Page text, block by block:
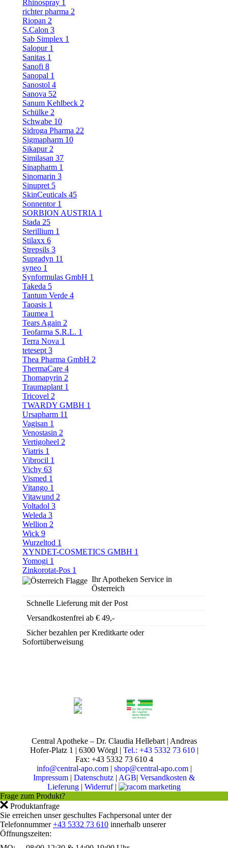
Rhinospray 1
richter pharma 2
Riopan 2
S.Calon 3
Sab Simplex 1
Salopur 1
Sanitas 1
Sanofi 8
Sanopal 1
Sanostol 4
Sanova 52
Sanum Kehlbeck 2
Schülke 2
Schwabe 10
Sidroga Pharma 22
Sigmapharm 10
Sikapur 2
Similasan 37
Sinapharm 1
Sinomarin 3
Sinupret 5
SkinCeuticals 45
Sonnentor 1
SORBION AUSTRIA 1
Stada 25
Sterillium 1
Stilaxx 6
Strepsils 3
Supradyn 11
syneo 1
Synformulas GmbH 1
Takeda 5
Tantum Verde 4
Taoasis 1
Taumea 1
Tears Again 2
Teofarma S.R.L. 1
Terra Nova 1
tetesept 3
Thea Pharma GmbH 2
ThermaCare 4
Thomapyrin 2
Traumaplant 1
Tricovel 2
TWARDY GMBH 1
Ursapharm 11
Vagisan 1
Venostasin 2
Vertigoheel 2
Viatris 1
Vibrocil 1
Vichy 63
Vismed 1
Vitango 1
Vitawund 2
Voltadol 3
Weleda 3
Wellion 2
Wick 9
Wurzeltod 1
XYNDET-COSMETICS GMBH 1
Yomogi 1
Zinkorotat-Pos 1
Ihr Apotheken Service in
Österreich
Schnelle Lieferung mit der Post
Versandkostenfrei ab € 49,-
Sicher bezahlen per Kreditkarte oder
Sofortüberweisung
Central Apotheke – Dr. Claudia Hellebart | Andreas
Hofer-Platz 1 | 6300 Wörgl | Tel.: +43 5332 73 610|
Fax: +43 5332 73 610 4
info@central-apo.com| shop@central-apo.com|
Impressum | Datenschutz | AGB| Versandkosten &
Lieferung | Widerruf|
Frage zum Produkt?
Produktanfrage
Sie erreichen unser geschultes Fachpersonal unter der
Telefonnummer+43 5332 73 610 innerhalb unserer
Öffnungszeiten: